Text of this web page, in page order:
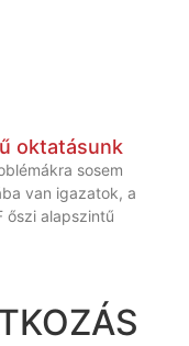
oktatásunk
sosem
van igazatok, a
őszi alapszintű